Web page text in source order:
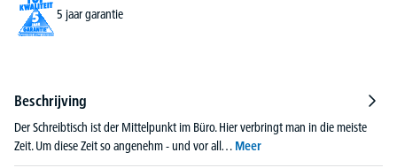
5 jaar garantie
Beschrijving
Der Schreibtisch ist der Mittelpunkt im Büro. Hier verbringt man in die meiste
Zeit. Um diese Zeit so angenehm - und vor all… Meer